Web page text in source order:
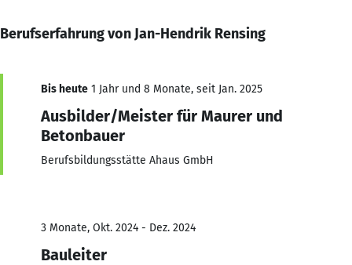
Berufserfahrung von Jan-Hendrik Rensing
Bis heute 1 Jahr und 8 Monate, seit Jan. 2025
Ausbilder/Meister für Maurer und
Betonbauer
Berufsbildungsstätte Ahaus GmbH
3 Monate, Okt. 2024 - Dez. 2024
Bauleiter